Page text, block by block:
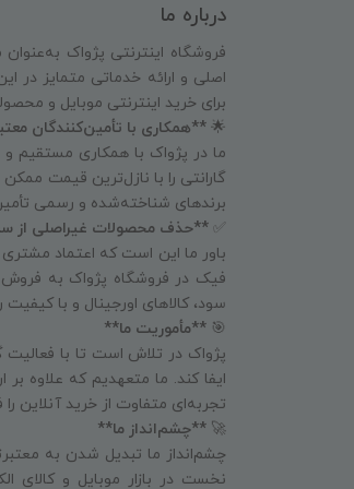
درباره ما
فروشگاه اینترنتی پژواک
اصلی و ارائه خدماتی متمایز در
برای خرید اینترنتی موبایل و
🌟 **همکاری با تأمین‌کنندگان
ما در پژواک با همکاری مستقیم و
گارانتی را با نازل‌ترین قیمت
برندهای شناخته‌شده و رسمی
✅ **حذف محصولات غیراصلی از
باور ما این است که اعتماد
فیک در فروشگاه پژواک به
سود، کالاهای اورجینال و با
🎯 **مأموریت ما**
پژواک در تلاش است تا با
ایفا کند. ما متعهدیم که علاوه
تجربه‌ای متفاوت از خرید آنلاین را
🚀 **چشم‌انداز ما**
چشم‌انداز ما تبدیل شدن به
نخست در بازار موبایل و کالای